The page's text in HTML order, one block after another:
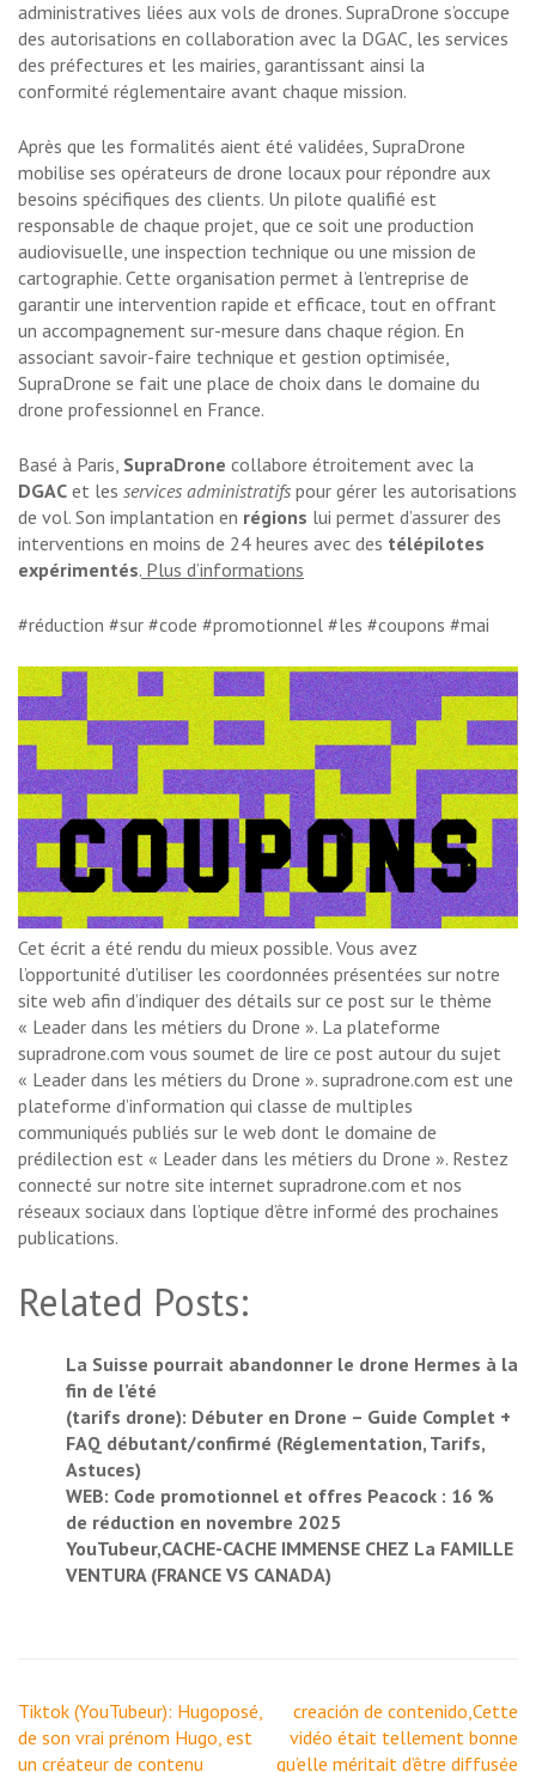
administratives liées aux vols de drones. SupraDrone s’occupe
des autorisations en collaboration avec la DGAC, les services
des préfectures et les mairies, garantissant ainsi la
conformité réglementaire avant chaque mission.
Après que les formalités aient été validées, SupraDrone
mobilise ses opérateurs de drone locaux pour répondre aux
besoins spécifiques des clients. Un pilote qualifié est
responsable de chaque projet, que ce soit une production
audiovisuelle, une inspection technique ou une mission de
cartographie. Cette organisation permet à l’entreprise de
garantir une intervention rapide et efficace, tout en offrant
un accompagnement sur-mesure dans chaque région. En
associant savoir-faire technique et gestion optimisée,
SupraDrone se fait une place de choix dans le domaine du
drone professionnel en France.
Basé à Paris, SupraDrone collabore étroitement avec la
DGAC et les services administratifs pour gérer les autorisations
de vol. Son implantation en régions lui permet d’assurer des
interventions en moins de 24 heures avec des télépilotes
expérimentés. Plus d’informations
#réduction #sur #code #promotionnel #les #coupons #mai
Cet écrit a été rendu du mieux possible. Vous avez
l’opportunité d’utiliser les coordonnées présentées sur notre
site web afin d’indiquer des détails sur ce post sur le thème
« Leader dans les métiers du Drone ». La plateforme
supradrone.com vous soumet de lire ce post autour du sujet
« Leader dans les métiers du Drone ». supradrone.com est une
plateforme d’information qui classe de multiples
communiqués publiés sur le web dont le domaine de
prédilection est « Leader dans les métiers du Drone ». Restez
connecté sur notre site internet supradrone.com et nos
réseaux sociaux dans l’optique d’être informé des prochaines
publications.
Related Posts:
La Suisse pourrait abandonner le drone Hermes à la
fin de l’été
(tarifs drone): Débuter en Drone – Guide Complet +
FAQ débutant/confirmé (Réglementation, Tarifs,
Astuces)
WEB: Code promotionnel et offres Peacock : 16 %
de réduction en novembre 2025
YouTubeur,CACHE-CACHE IMMENSE CHEZ La FAMILLE
VENTURA (FRANCE VS CANADA)
Navigation
de
l’article
Tiktok (YouTubeur): Hugoposé,
de son vrai prénom Hugo, est
un créateur de contenu
creación de contenido,Cette
vidéo était tellement bonne
qu’elle méritait d’être diffusée